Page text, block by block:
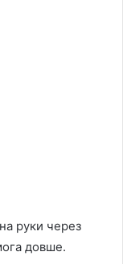
руки через
довше.